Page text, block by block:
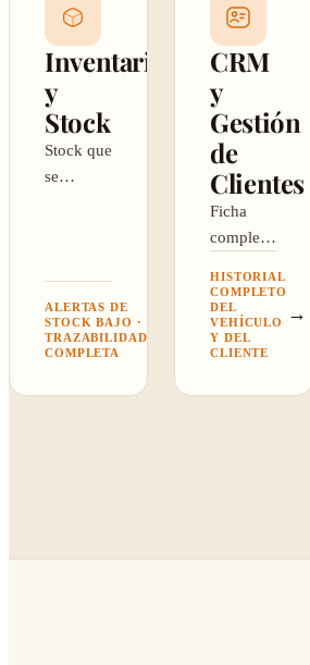
Inventario
y
Stock
Stock que
se
cuando
hay que
reponer.
ALERTAS DE
STOCK BAJO ·
TRAZABILIDAD
COMPLETA
CRM
y
Gestión
de
Clientes
Ficha
completa:
vehículos,
historial e
intervenciones.
HISTORIAL
COMPLETO
DEL
VEHÍCULO
Y DEL
CLIENTE
→